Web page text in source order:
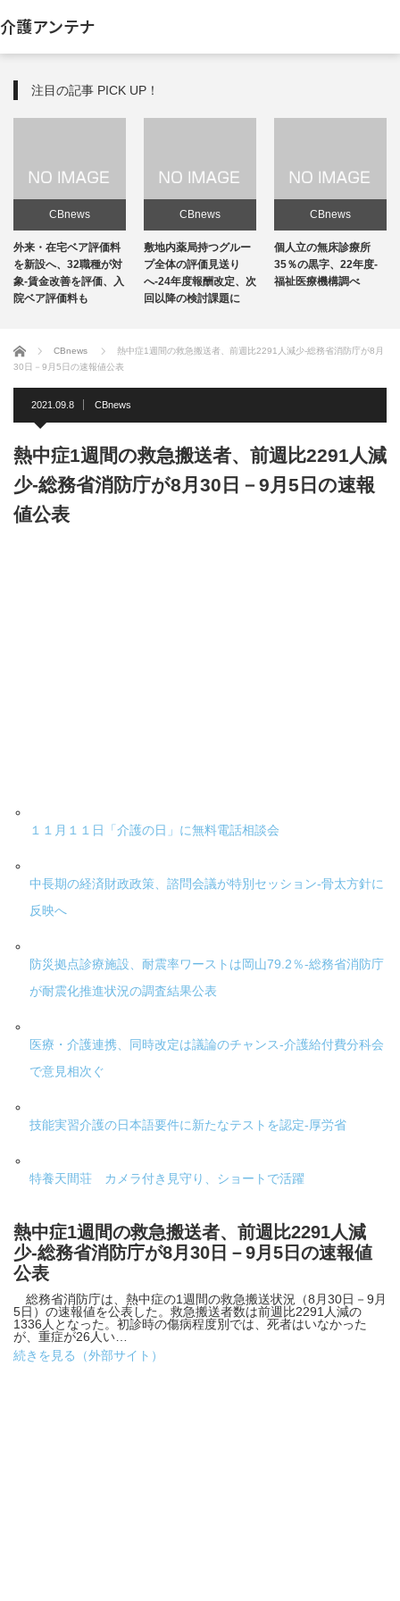
介護アンテナ
注目の記事 PICK UP！
CBnews
敷地内薬局持つグルー
プ全体の評価見送り
へ-24年度報酬改定、次
回以降の検討課題に
CBnews
個人立の無床診療所
35％の黒字、22年度-
福祉医療機構調べ
CBnews
個人立の無床診療所
35％の黒字、22年度-
福祉医療機構調べ
ホーム CBnews
熱中症1週間の救急搬送者、前週比2291人減少-総務省消防庁が8月
30日－9月5日の速報値公表
2021.09.8 CBnews
熱中症1週間の救急搬送者、前週比2291人減
少-総務省消防庁が8月30日－9月5日の速報
値公表
１１月１１日「介護の日」に無料電話相談会
中長期の経済財政政策、諮問会議が特別セッション-骨太方針に
反映へ
防災拠点診療施設、耐震率ワーストは岡山79.2％-総務省消防庁
が耐震化推進状況の調査結果公表
医療・介護連携、同時改定は議論のチャンス-介護給付費分科会
で意見相次ぐ
技能実習介護の日本語要件に新たなテストを認定-厚労省
特養天間荘 カメラ付き見守り、ショートで活躍
熱中症1週間の救急搬送者、前週比2291人減
少-総務省消防庁が8月30日－9月5日の速報値
公表
総務省消防庁は、熱中症の1週間の救急搬送状況（8月30日－9月
5日）の速報値を公表した。救急搬送者数は前週比2291人減の
1336人となった。初診時の傷病程度別では、死者はいなかった
が、重症が26人い…
続きを見る（外部サイト）